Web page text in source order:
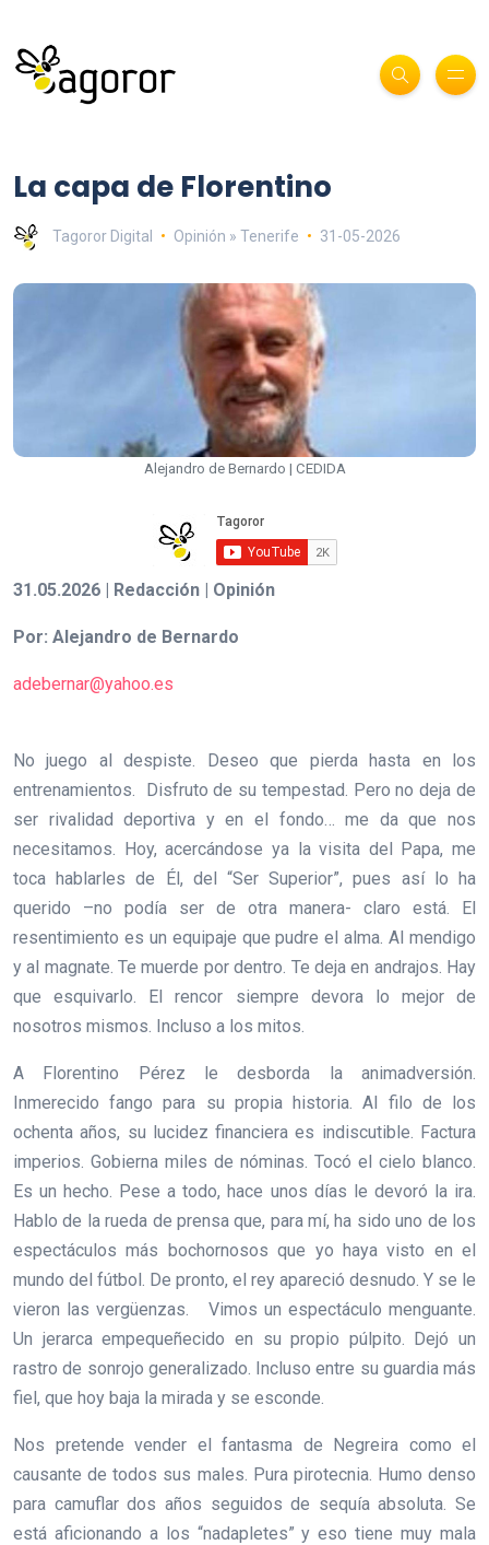
La capa de Florentino
Tagoror Digital Opinión » Tenerife 31-05-2026
Alejandro de Bernardo | CEDIDA
31.05.2026 | Redacción | Opinión
Por: Alejandro de Bernardo
adebernar@yahoo.es
No juego al despiste. Deseo que pierda hasta en los
entrenamientos. Disfruto de su tempestad. Pero no deja de
ser rivalidad deportiva y en el fondo… me da que nos
necesitamos. Hoy, acercándose ya la visita del Papa, me
toca hablarles de Él, del “Ser Superior”, pues así lo ha
querido –no podía ser de otra manera- claro está. El
resentimiento es un equipaje que pudre el alma. Al mendigo
y al magnate. Te muerde por dentro. Te deja en andrajos. Hay
que esquivarlo. El rencor siempre devora lo mejor de
nosotros mismos. Incluso a los mitos.
A Florentino Pérez le desborda la animadversión.
Inmerecido fango para su propia historia. Al filo de los
ochenta años, su lucidez financiera es indiscutible. Factura
imperios. Gobierna miles de nóminas. Tocó el cielo blanco.
Es un hecho. Pese a todo, hace unos días le devoró la ira.
Hablo de la rueda de prensa que, para mí, ha sido uno de los
espectáculos más bochornosos que yo haya visto en el
mundo del fútbol. De pronto, el rey apareció desnudo. Y se le
vieron las vergüenzas. Vimos un espectáculo menguante.
Un jerarca empequeñecido en su propio púlpito. Dejó un
rastro de sonrojo generalizado. Incluso entre su guardia más
fiel, que hoy baja la mirada y se esconde.
Nos pretende vender el fantasma de Negreira como el
causante de todos sus males. Pura pirotecnia. Humo denso
para camuflar dos años seguidos de sequía absoluta. Se
está aficionando a los “nadapletes” y eso tiene muy mala